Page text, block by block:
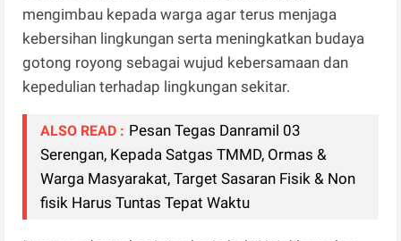
mengimbau kepada warga agar terus menjaga
kebersihan lingkungan serta meningkatkan budaya
gotong royong sebagai wujud kebersamaan dan
kepedulian terhadap lingkungan sekitar.
ALSO READ : Pesan Tegas Danramil 03
Serengan, Kepada Satgas TMMD, Ormas &
Warga Masyarakat, Target Sasaran Fisik & Non
fisik Harus Tuntas Tepat Waktu